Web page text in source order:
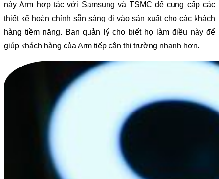
này Arm hợp tác với Samsung và TSMC để cung cấp các
thiết kế hoàn chỉnh sẵn sàng đi vào sản xuất cho các khách
hàng tiềm năng. Ban quản lý cho biết họ làm điều này để
giúp khách hàng của Arm tiếp cận thị trường nhanh hơn.